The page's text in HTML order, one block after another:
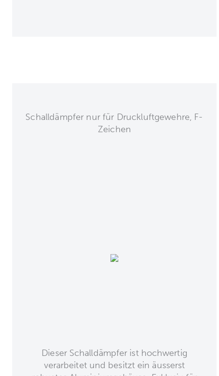
Schalldämpfer nur für Druckluftgewehre, F-
Zeichen
Dieser Schalldämpfer ist hochwertig
verarbeitet und besitzt ein äusserst